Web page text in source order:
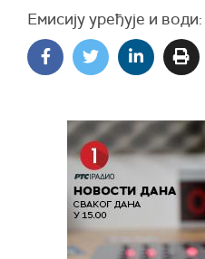
Емисију уређује и води: